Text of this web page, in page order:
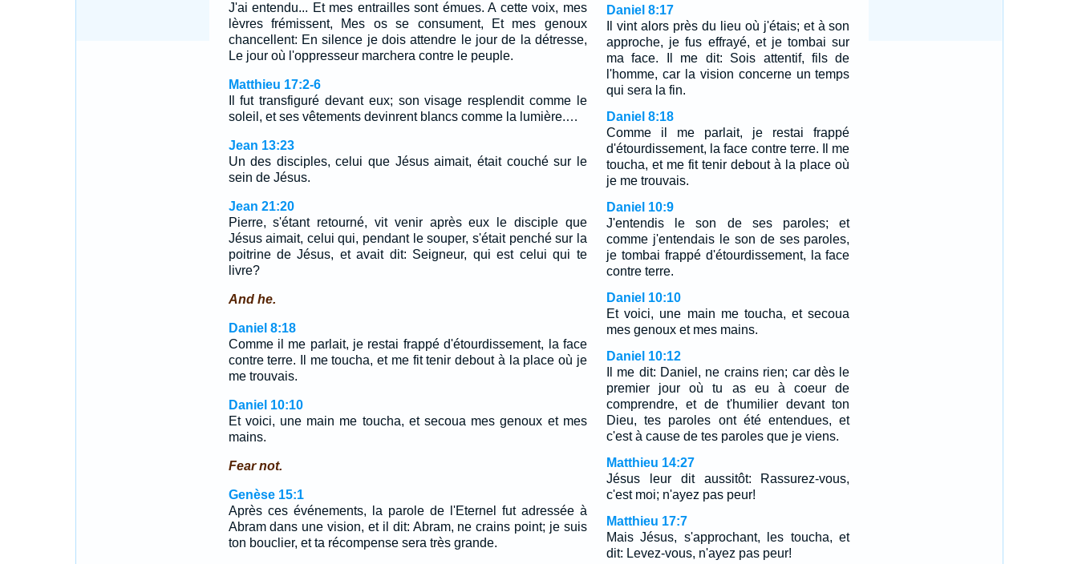
J'ai entendu... Et mes entrailles sont émues. A cette voix, mes
lèvres frémissent, Mes os se consument, Et mes genoux
chancellent: En silence je dois attendre le jour de la détresse,
Le jour où l'oppresseur marchera contre le peuple.
Matthieu 17:2-6
Il fut transfiguré devant eux; son visage resplendit comme le
soleil, et ses vêtements devinrent blancs comme la lumière.…
Jean 13:23
Un des disciples, celui que Jésus aimait, était couché sur le
sein de Jésus.
Jean 21:20
Pierre, s'étant retourné, vit venir après eux le disciple que
Jésus aimait, celui qui, pendant le souper, s'était penché sur la
poitrine de Jésus, et avait dit: Seigneur, qui est celui qui te
livre?
And he.
Daniel 8:18
Comme il me parlait, je restai frappé d'étourdissement, la face
contre terre. Il me toucha, et me fit tenir debout à la place où je
me trouvais.
Daniel 10:10
Et voici, une main me toucha, et secoua mes genoux et mes
mains.
Fear not.
Genèse 15:1
Après ces événements, la parole de l'Eternel fut adressée à
Abram dans une vision, et il dit: Abram, ne crains point; je suis
ton bouclier, et ta récompense sera très grande.
Daniel 8:17
Il vint alors près du lieu où j'étais; et à son
approche, je fus effrayé, et je tombai sur
ma face. Il me dit: Sois attentif, fils de
l'homme, car la vision concerne un temps
qui sera la fin.
Daniel 8:18
Comme il me parlait, je restai frappé
d'étourdissement, la face contre terre. Il me
toucha, et me fit tenir debout à la place où
je me trouvais.
Daniel 10:9
J'entendis le son de ses paroles; et
comme j'entendais le son de ses paroles,
je tombai frappé d'étourdissement, la face
contre terre.
Daniel 10:10
Et voici, une main me toucha, et secoua
mes genoux et mes mains.
Daniel 10:12
Il me dit: Daniel, ne crains rien; car dès le
premier jour où tu as eu à coeur de
comprendre, et de t'humilier devant ton
Dieu, tes paroles ont été entendues, et
c'est à cause de tes paroles que je viens.
Matthieu 14:27
Jésus leur dit aussitôt: Rassurez-vous,
c'est moi; n'ayez pas peur!
Matthieu 17:7
Mais Jésus, s'approchant, les toucha, et
dit: Levez-vous, n'ayez pas peur!